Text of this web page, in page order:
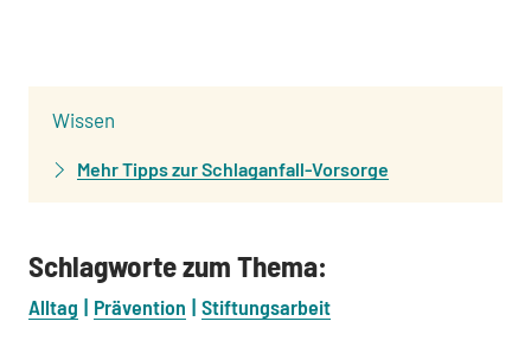
Wissen
Mehr Tipps zur Schlaganfall-Vorsorge
Schlagworte zum Thema:
Alltag Prävention Stiftungsarbeit